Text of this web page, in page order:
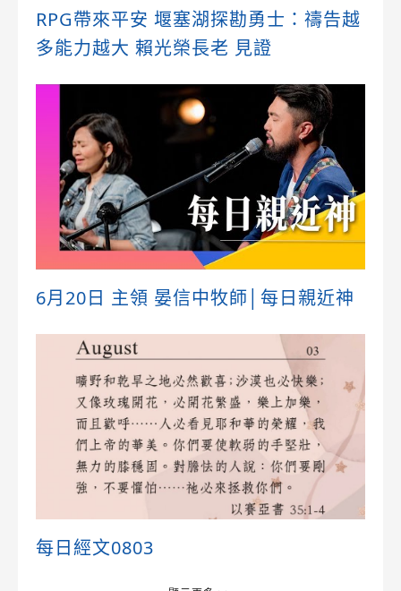
RPG帶來平安 堰塞湖探勘勇士：禱告越
多能力越大 賴光榮長老 見證
6月20日 主領 晏信中牧師│每日親近神
每日經文0803